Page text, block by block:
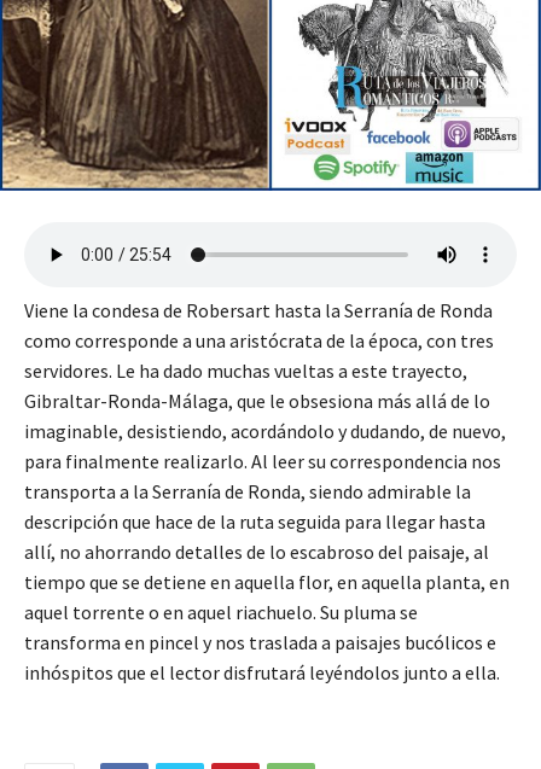
Viene la condesa de Robersart hasta la Serranía de Ronda
como corresponde a una aristócrata de la época, con tres
servidores. Le ha dado muchas vueltas a este trayecto,
Gibraltar-Ronda-Málaga, que le obsesiona más allá de lo
imaginable, desistiendo, acordándolo y dudando, de nuevo,
para finalmente realizarlo. Al leer su correspondencia nos
transporta a la Serranía de Ronda, siendo admirable la
descripción que hace de la ruta seguida para llegar hasta
allí, no ahorrando detalles de lo escabroso del paisaje, al
tiempo que se detiene en aquella flor, en aquella planta, en
aquel torrente o en aquel riachuelo. Su pluma se
transforma en pincel y nos traslada a paisajes bucólicos e
inhóspitos que el lector disfrutará leyéndolos junto a ella.